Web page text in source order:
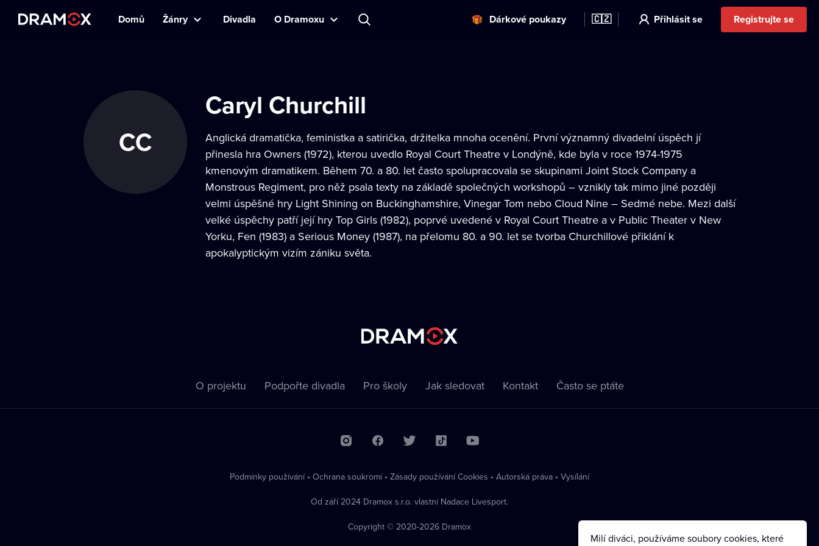
Domů Žánry Divadla O Dramoxu Dárkové poukazy 🇨🇿 Přihlásit se Registrujte se
CC
Caryl Churchill
Anglická dramatička, feministka a satirička, držitelka mnoha ocenění. První významný divadelní úspěch jí
přinesla hra Owners (1972), kterou uvedlo Royal Court Theatre v Londýně, kde byla v roce 1974-1975
kmenovým dramatikem. Během 70. a 80. let často spolupracovala se skupinami Joint Stock Company a
Monstrous Regiment, pro něž psala texty na základě společných workshopů – vznikly tak mimo jiné později
velmi úspěšné hry Light Shining on Buckinghamshire, Vinegar Tom nebo Cloud Nine – Sedmé nebe. Mezi další
velké úspěchy patří její hry Top Girls (1982), poprvé uvedené v Royal Court Theatre a v Public Theater v New
Yorku, Fen (1983) a Serious Money (1987), na přelomu 80. a 90. let se tvorba Churchillové přiklání k
apokalyptickým vizím zániku světa.
O projektu Podpořte divadla Pro školy Jak sledovat Kontakt Často se ptáte
Podmínky používání • Ochrana soukromí • Zásady používání Cookies • Autorská práva • Vysílání
Od září 2024 Dramox s.r.o. vlastní Nadace Livesport.
Copyright © 2020-2026 Dramox
Milí diváci, používáme soubory cookies, které